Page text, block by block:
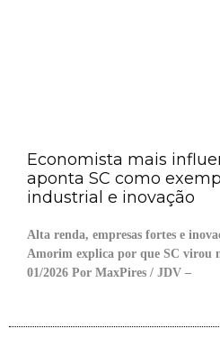
Economista mais
aponta SC como
industrial e inovação
Alta renda, empresas fortes e
Amorim explica por que SC virou
01/2026 Por MaxPires / JDV –